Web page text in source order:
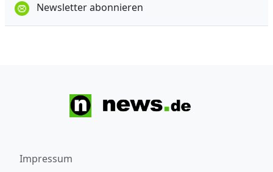
Newsletter abonnieren
Impressum